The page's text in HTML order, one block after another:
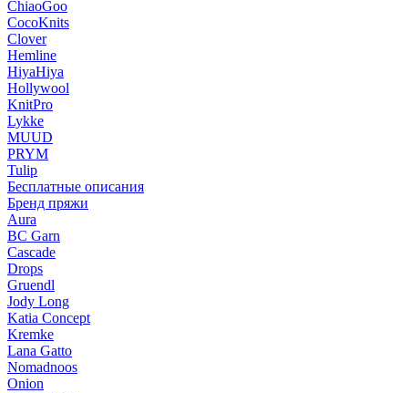
ChiaoGoo
CocoKnits
Clover
Hemline
HiyaHiya
Hollywool
KnitPro
Lykke
MUUD
PRYM
Tulip
Бесплатные описания
Бренд пряжи
Aura
BC Garn
Cascade
Drops
Gruendl
Jody Long
Katia Concept
Kremke
Lana Gatto
Nomadnoos
Onion